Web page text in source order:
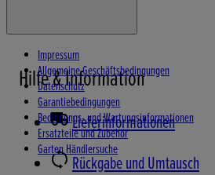
Impressum
Allgemeine Geschäftsbedingungen
Datenschutz
Garantiebedingungen
Bedienungs- und Wartungsinformationen
Ersatzteile und Zubehör
Garten Händlersuche
Hilfe & Information
Lieferinformationen
Rückgabe und Umtausch